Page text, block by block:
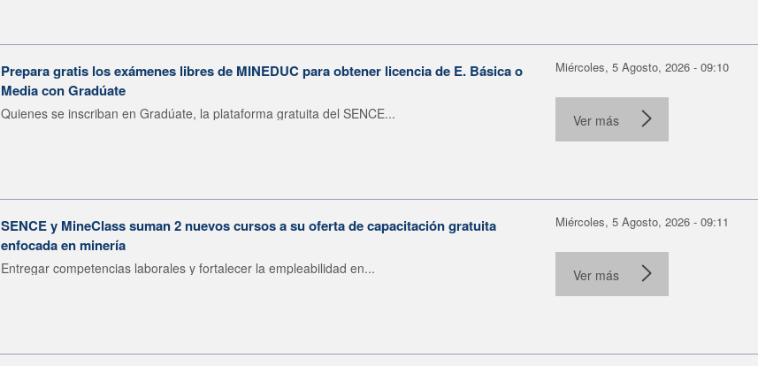
Prepara gratis los exámenes libres de MINEDUC para obtener licencia de E. Básica o
Media con Gradúate
Quienes se inscriban en Gradúate, la plataforma gratuita del SENCE...
Miércoles, 5 Agosto, 2026 - 09:10
Ver más
SENCE y MineClass suman 2 nuevos cursos a su oferta de capacitación gratuita
enfocada en minería
Entregar competencias laborales y fortalecer la empleabilidad en...
Miércoles, 5 Agosto, 2026 - 09:11
Ver más